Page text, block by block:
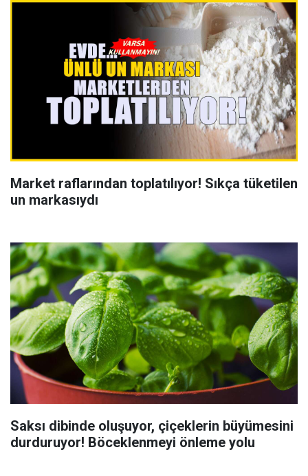
Market raflarından toplatılıyor! Sıkça tüketilen
un markasıydı
Saksı dibinde oluşuyor, çiçeklerin büyümesini
durduruyor! Böceklenmeyi önleme yolu